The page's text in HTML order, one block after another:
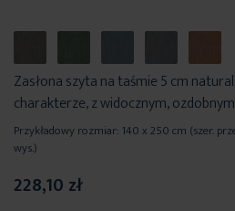
Zasłona szyta na taśmie 5 cm
charakterze, z widocznym,
Przykładowy rozmiar: 140 x 250 cm (szer.
wys.)
228,10 zł